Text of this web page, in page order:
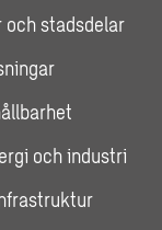
och stadsdelar
och industri